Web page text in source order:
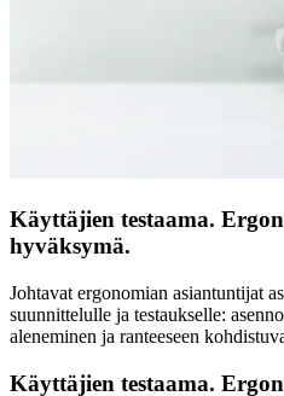
Käyttäjien testaama.
hyväksymä.
Johtavat ergonomian asiantuntijat
suunnittelulle ja testaukselle:
aleneminen ja ranteeseen
Käyttäjien testaama.